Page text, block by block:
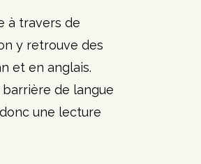
à travers de
y retrouve des
et en anglais.
de langue
une lecture